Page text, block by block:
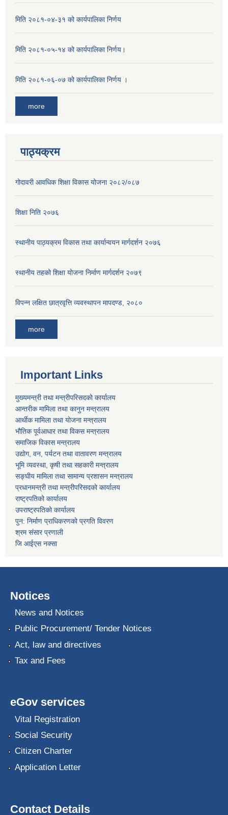
मिति २०८१-०४-३१ को कार्यपालिका निर्णय
मिति २०८१-०५-१४ को कार्यपालिका निर्णय।
मिति २०८१-०६-०७ को कार्यपालिका निर्णय ।
more
पाठ्यक्रम
गोदावरी आवधिक शिक्षा विकास योजना २०८२/०८७
शिक्षा निति २०७६
स्थानीय पाठ्यक्रम विकास तथा कार्यान्वयन मार्गदर्शन २०७६
स्थानीय तहको शिक्षा योजना निर्माण मार्गदर्शन २०७९
विपन्न लक्षित छात्रवृत्ति व्यवस्थापन मापदण्ड, २०८०
more
Important Links
मुख्यमन्त्री तथा मन्त्रीपरिसदको कार्यालय
आन्तरीक मामिला तथा कानुन मन्त्रालय
आर्थीक मामिला तथा योजना मन्त्रालय
भौतिक पूर्वआधार तथा विकस मन्त्रालय
समाजिक विकास मन्त्रालय
उद्योग, वन, पर्यटन तथा वातावरण मन्त्रालय
भूमि व्यवस्था, कृषी तथा सहकारी मन्त्रालय
सङ्घीय मामिला तथा सामान्य प्रशासन मन्त्रालय
प्रधानमन्त्री तथा मन्त्रीपरिसदको कार्यालय
राष्ट्रपतिको कार्यालय
उपराष्ट्रपतिको कार्यालय
पुन: निर्माण प्राधिकरणको प्रगति विवरण
श्रम संसार प्रणाली
जि आईएस नक्सा
Notices
News and Notices
Public Procurement/ Tender Notices
Act, law and directives
Tax and Fees
eGov services
Vital Registration
Social Security
Citizen Charter
Application Letter
Contact Details